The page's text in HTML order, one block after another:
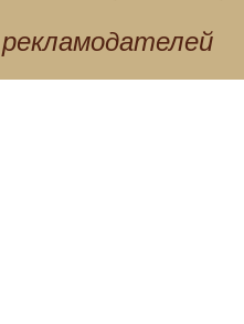
рекламодателей